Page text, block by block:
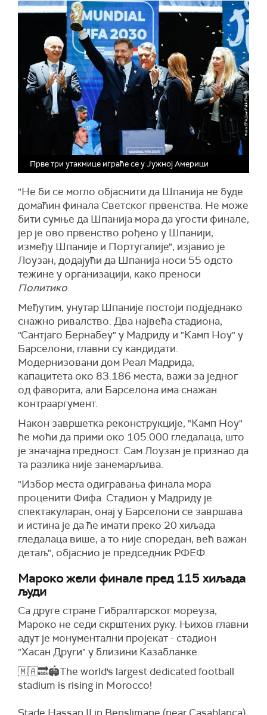
Прве три утакмице играће се у Јужној Америци
"Не би се могло објаснити да Шпанија не буде
домаћин финала Светског првенства. Не може
бити сумње да Шпанија мора да угости финале,
јер је ово првенство рођено у Шпанији,
између Шпаније и Португалије", изјавио је
Лоузан, додајући да Шпанија носи 55 одсто
тежине у организацији, како преноси
Политико.
Међутим, унутар Шпаније постоји подједнако
снажно ривалство. Два највећа стадиона,
"Сантјаго Бернабеу" у Мадриду и "Камп Ноу" у
Барселони, главни су кандидати.
Модернизовани дом Реал Мадрида,
капацитета око 83.186 места, важи за једног
од фаворита, али Барселона има снажан
контрааргумент.
Након завршетка реконструкције, "Камп Ноу"
ће моћи да прими око 105.000 гледалаца, што
је значајна предност. Сам Лоузан је признао да
та разлика није занемарљива.
"Избор места одигравања финала мора
проценити Фифа. Стадион у Мадриду је
спектакуларан, онај у Барселони се завршава
и истина је да ће имати преко 20 хиљада
гледалаца више, а то није споредан, већ важан
детаљ", објаснио је председник РФЕФ.
Мароко жели финале пред 115 хиљада
људи
Са друге стране Гибралтарског мореуза,
Мароко не седи скрштених руку. Њихов главни
адут је монументални пројекат - стадион
"Хасан Други" у близини Казабланке.
🇲🇦🔜🏟️The world's largest dedicated football
stadium is rising in Morocco!
Stade Hassan II in Benslimane (near Casablanca)